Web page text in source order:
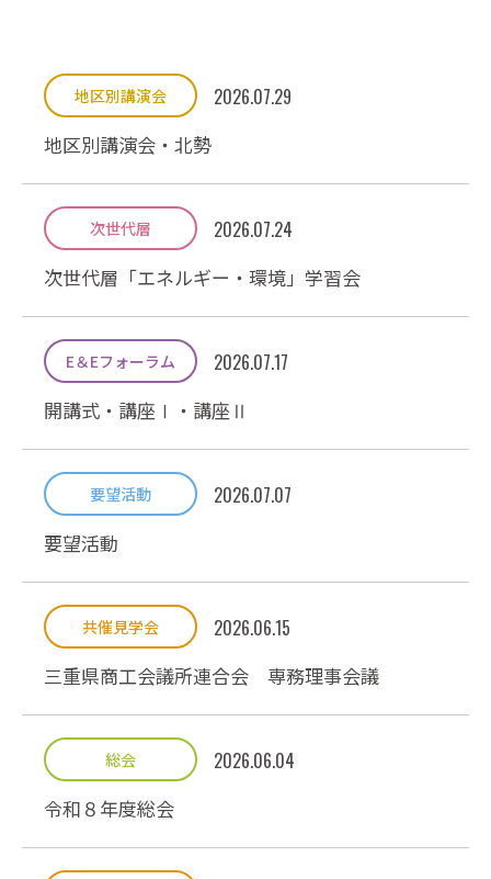
地区別講演会 2026.07.29
地区別講演会・北勢
次世代層 2026.07.24
次世代層「エネルギー・環境」学習会
E＆Eフォーラム 2026.07.17
開講式・講座Ⅰ・講座Ⅱ
要望活動 2026.07.07
要望活動
共催見学会 2026.06.15
三重県商工会議所連合会 専務理事会議
総会 2026.06.04
令和８年度総会